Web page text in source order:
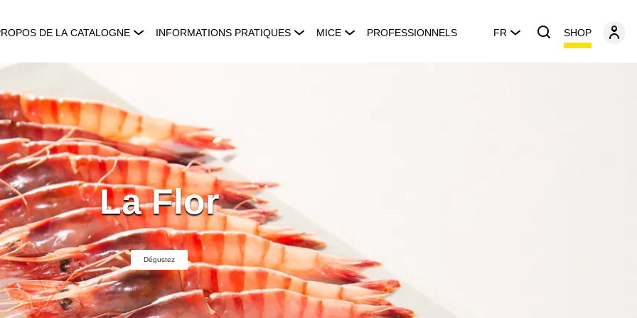
DE LA CATALOGNE INFORMATIONS PRATIQUES MICE PROFESSIONNELS FR SHOP
La Flor
Dégustez